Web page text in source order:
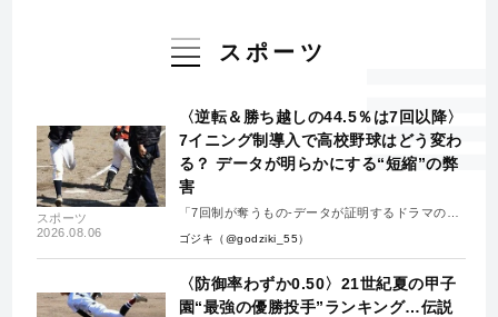
スポーツ
スポーツ
2026.08.06
〈逆転＆勝ち越しの44.5％は7回以降〉
7イニング制導入で高校野球はどう変わ
る？ データが明らかにする“短縮”の弊
害
「7回制が奪うもの-データが証明するドラマの消
失-」
ゴジキ（@godziki_55）
〈防御率わずか0.50〉21世紀夏の甲子
園“最強の優勝投手”ランキング…伝説